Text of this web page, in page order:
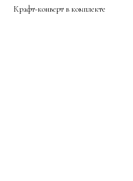
Крафт-конверт в комплекте